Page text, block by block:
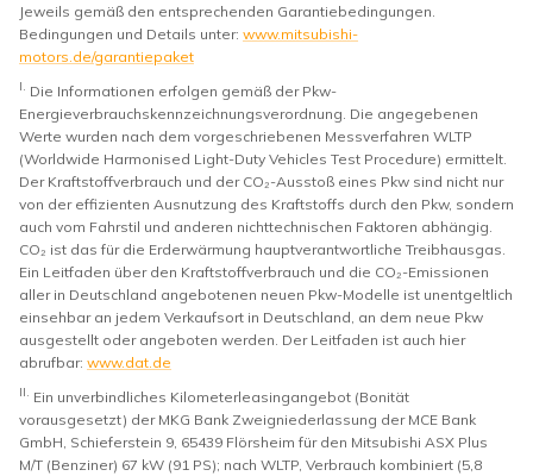
Jeweils gemäß den entsprechenden Garantiebedingungen.
Bedingungen und Details unter: www.mitsubishi-
motors.de/garantiepaket
I. Die Informationen erfolgen gemäß der Pkw-
Energieverbrauchskennzeichnungsverordnung. Die angegebenen
Werte wurden nach dem vorgeschriebenen Messverfahren WLTP
(Worldwide Harmonised Light-Duty Vehicles Test Procedure) ermittelt.
Der Kraftstoffverbrauch und der CO₂-Ausstoß eines Pkw sind nicht nur
von der effizienten Ausnutzung des Kraftstoffs durch den Pkw, sondern
auch vom Fahrstil und anderen nichttechnischen Faktoren abhängig.
CO₂ ist das für die Erderwärmung hauptverantwortliche Treibhausgas.
Ein Leitfaden über den Kraftstoffverbrauch und die CO₂-Emissionen
aller in Deutschland angebotenen neuen Pkw-Modelle ist unentgeltlich
einsehbar an jedem Verkaufsort in Deutschland, an dem neue Pkw
ausgestellt oder angeboten werden. Der Leitfaden ist auch hier
abrufbar: www.dat.de
II. Ein unverbindliches Kilometerleasingangebot (Bonität
vorausgesetzt) der MKG Bank Zweigniederlassung der MCE Bank
GmbH, Schieferstein 9, 65439 Flörsheim für den Mitsubishi ASX Plus
M/T (Benziner) 67 kW (91 PS); nach WLTP, Verbrauch kombiniert (5,8